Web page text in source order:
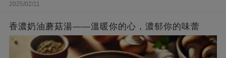
2025/02/11
香濃奶油蘑菇湯——溫暖你的心，濃郁你的味蕾